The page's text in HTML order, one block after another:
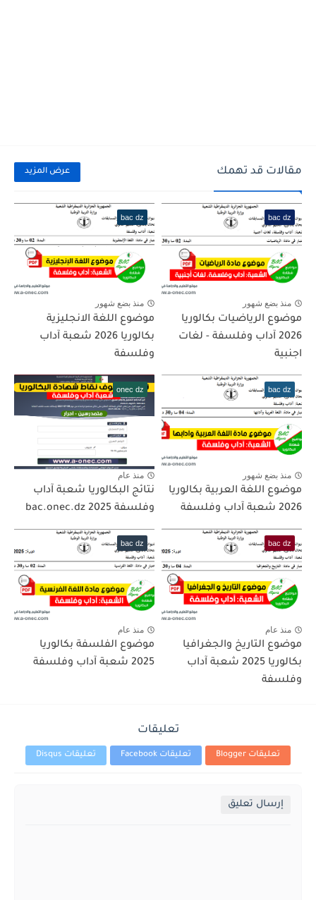
مقالات قد تهمك عرض المزيد
bac dz
منذ بضع شهور
موضوع الرياضيات بكالوريا
2026 آداب وفلسفة - لغات
اجنبية
bac dz
منذ بضع شهور
موضوع اللغة الانجليزية
بكالوريا 2026 شعبة آداب
وفلسفة
bac dz
منذ بضع شهور
موضوع اللغة العربية بكالوريا
2026 شعبة آداب وفلسفة
onec dz
منذ عام
نتائج البكالوريا شعبة آداب
وفلسفة 2025 bac.onec.dz
bac dz
منذ عام
موضوع التاريخ والجغرافيا
بكالوريا 2025 شعبة آداب
وفلسفة
bac dz
منذ عام
موضوع الفلسفة بكالوريا
2025 شعبة آداب وفلسفة
تعليقات
تعليقات Blogger تعليقات Facebook تعليقات Disqus
إرسال تعليق